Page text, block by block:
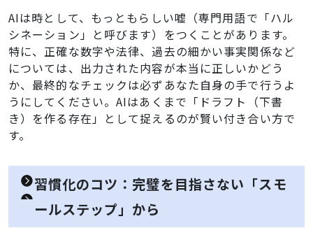
AIは時として、もっともらしい嘘（専門用語で「ハル
シネーション」と呼びます）をつくことがあります。
特に、正確な数字や法律、過去の細かい事実関係など
については、出力された内容が本当に正しいかどう
か、最終的なチェックは必ずあなた自身の手で行うよ
うにしてください。AIはあくまで「ドラフト（下書
き）を作る存在」として捉えるのが賢い付き合い方で
す。
習慣化のコツ：完璧を目指さない「スモ
ールステップ」から